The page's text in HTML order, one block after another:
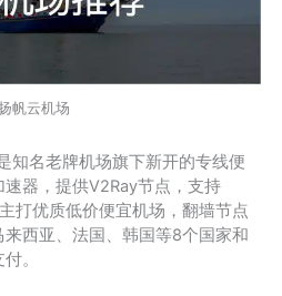
帆云机场
知名老牌机场旗下新开的专线便
器，提供V2Ray节点，支持
打优质低价便宜机场，翻墙节点
西亚、法国、韩国等8个国家和
。